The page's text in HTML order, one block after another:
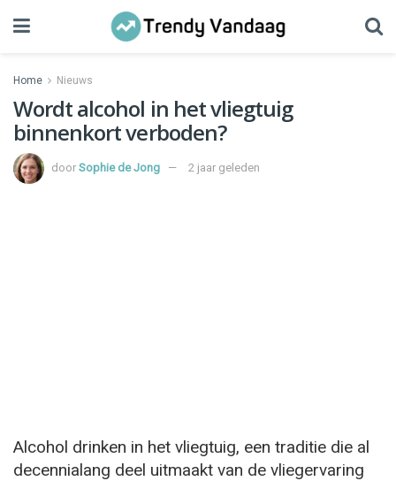
Home Nieuws
Wordt alcohol in het vliegtuig
binnenkort verboden?
door Sophie de Jong 2 jaar geleden
Alcohol drinken in het vliegtuig, een traditie die al
decennialang deel uitmaakt van de vliegervaring